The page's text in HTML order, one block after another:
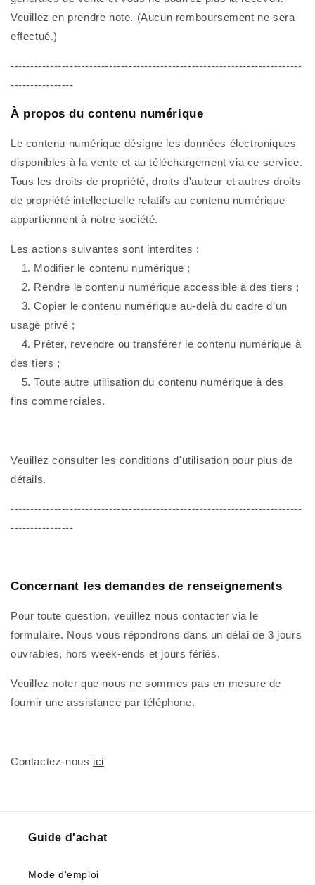
Veuillez en prendre note. (Aucun remboursement ne sera
effectué.)
--------------------------------------------------------------------------
----------------
À propos du contenu numérique
Le contenu numérique désigne les données électroniques
disponibles à la vente et au téléchargement via ce service.
Tous les droits de propriété, droits d'auteur et autres droits
de propriété intellectuelle relatifs au contenu numérique
appartiennent à notre société.
Les actions suivantes sont interdites :
1. Modifier le contenu numérique ;
2. Rendre le contenu numérique accessible à des tiers ;
3. Copier le contenu numérique au-delà du cadre d’un
usage privé ;
4. Prêter, revendre ou transférer le contenu numérique à
des tiers ;
5. Toute autre utilisation du contenu numérique à des
fins commerciales.
Veuillez consulter les conditions d'utilisation pour plus de
détails.
--------------------------------------------------------------------------
----------------
Concernant les demandes de renseignements
Pour toute question, veuillez nous contacter via le
formulaire. Nous vous répondrons dans un délai de 3 jours
ouvrables, hors week-ends et jours fériés.
Veuillez noter que nous ne sommes pas en mesure de
fournir une assistance par téléphone.
Contactez-nous ici
Guide d'achat
Mode d'emploi